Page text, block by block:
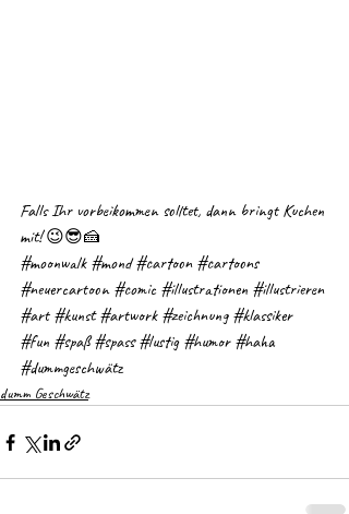
Falls Ihr vorbeikommen solltet, dann bringt Kuchen
mit! 😉😎🍰
#moonwalk #mond #cartoon #cartoons
#neuercartoon #comic #illustrationen #illustrieren
#art #kunst #artwork #zeichnung #klassiker
#fun #spaß #spass #lustig #humor #haha
#dummgeschwätz
dumm Geschwätz